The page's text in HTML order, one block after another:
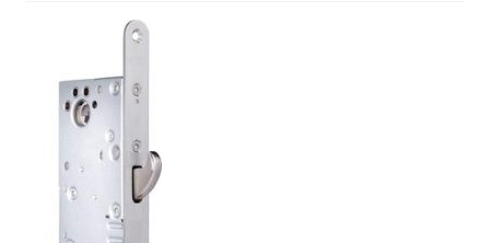
Vanliga frågor
Forum/Manualer/Råd
Support